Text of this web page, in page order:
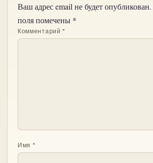
Ваш адрес email не будет опубликован.
поля помечены *
Комментарий*
Имя *